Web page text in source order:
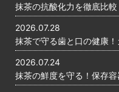
抹茶の抗酸化力を徹底比
2026.07.28
抹茶で守る歯と口の健康
2026.07.24
抹茶の鮮度を守る！保存